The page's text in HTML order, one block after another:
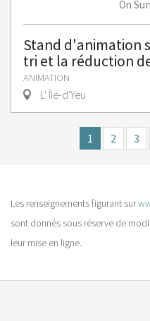
On
Stand d'animation
tri et la réduction
ANIMATION
L' Île-d'Yeu
1 2 3
Les renseignements figurant sur
sont donnés sous réserve de
leur mise en ligne.